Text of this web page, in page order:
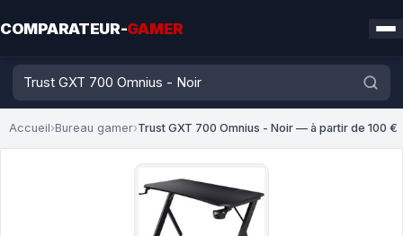
COMPARATEUR-GAMER
Accueil›Bureau gamer›Trust GXT 700 Omnius - Noir — à partir de 100 €